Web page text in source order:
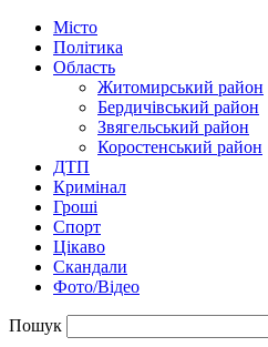
Місто
Політика
Область
Житомирський район
Бердичівський район
Звягельський район
Коростенський район
ДТП
Кримінал
Гроші
Спорт
Цікаво
Скандали
Фото/Відео
Пошук